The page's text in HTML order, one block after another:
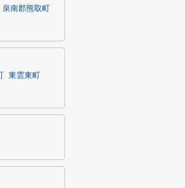
泉南郡熊取町
東雲東町